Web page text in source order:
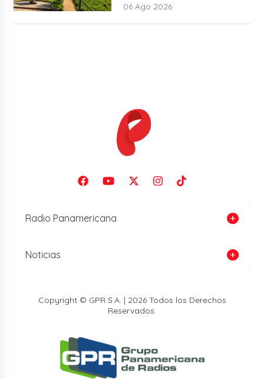
06 Ago 2026
Radio Panamericana
Noticias
Copyright © GPR S.A. | 2026 Todos los Derechos
Reservados.